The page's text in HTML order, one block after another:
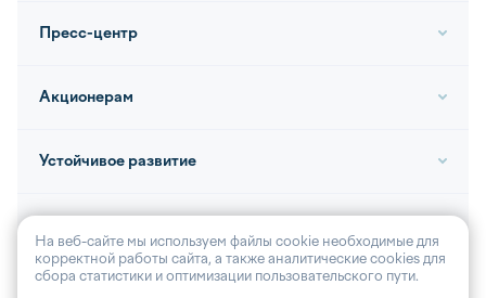
Пресс-центр
Акционерам
Устойчивое развитие
На веб-сайте мы используем файлы cookie необходимые для
корректной работы сайта, а также аналитические cookies для
сбора статистики и оптимизации пользовательского пути.